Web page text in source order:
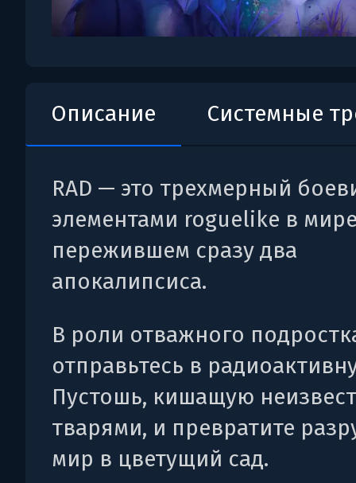
Описание Системные
RAD — это трехмерный
элементами roguelike в
пережившем сразу два
апокалипсиса.
В роли отважного
отправьтесь в
Пустошь, кишащую
тварями, и превратите
мир в цветущий сад.